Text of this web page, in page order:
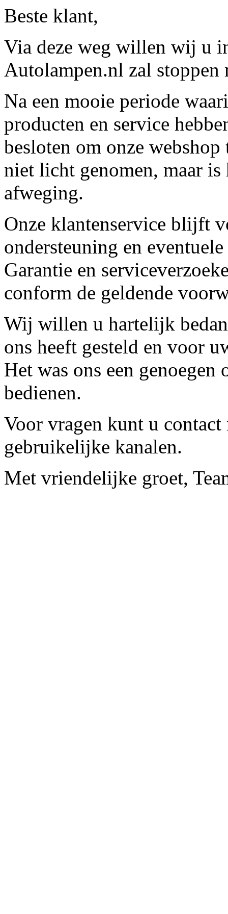
Beste klant,
Via deze weg willen wij u
Autolampen.nl zal stoppen
Na een mooie periode
producten en service
besloten om onze
niet licht genomen, maar
afweging.
Onze klantenservice blijft
ondersteuning en
Garantie en
conform de geldende
Wij willen u hartelijk
ons heeft gesteld en voor
Het was ons een
bedienen.
Voor vragen kunt u contact
gebruikelijke kanalen.
Met vriendelijke groet,